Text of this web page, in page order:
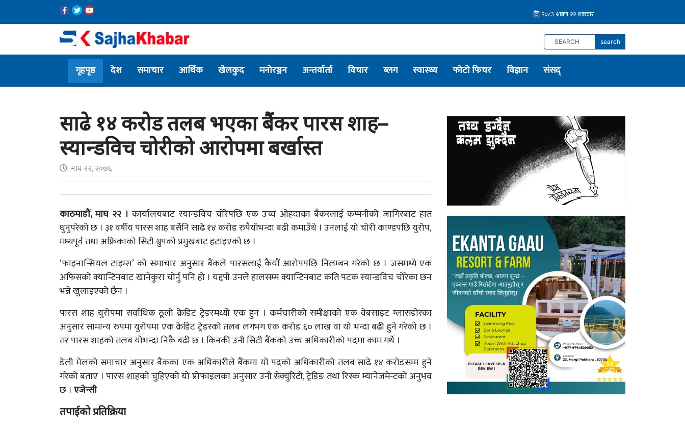
search
गृहपृष्ठ देश समाचार आर्थिक खेलकुद मनोरञ्जन अन्तर्वार्ता विचार ब्लग स्वास्थ्य फोटो फिचर विज्ञान संसद्
साढे १४ करोड तलब भएका बैंकर पारस शाह–
स्यान्डविच चोरीको आरोपमा बर्खास्त
माघ २२, २०७६
काठमाडौं, माघ २२ । कार्यालयबाट स्यान्डविच चोरेपछि एक उच्च ओहदाका बैंकरलाई कम्पनीको जागिरबाट हात
धुनुपरेको छ । ३१ वर्षीय पारस शाह बर्सेनि साढे १४ करोड रुपैयाँभन्दा बढी कमाउँथे । उनलाई यो चोरी काण्डपछि युरोप,
मध्यपूर्व तथा अफ्रिकाको सिटी ग्रुपको प्रमुखबाट हटाइएको छ ।
‘फाइनान्सियल टाइम्स’ को समाचार अनुसार बैंकले पारसलाई कैयौं आरोपपछि निलम्बन गरेको छ । जसमध्ये एक
अफिसको क्यान्टिनबाट खानेकुरा चोर्नु पनि हो । यद्दपी उनले हालसम्म क्यान्टिनबाट कति पटक स्यान्डविच चोरेका छन
भन्ने खुलाइएको छैन ।
पारस शाह युरोपमा सर्वाधिक ठूलो क्रेडिट ट्रेडरमध्यो एक हुन । कर्मचारीको समीक्षाको एक वेबसाइट ग्लासडोरका
अनुसार सामान्य रुपमा युरोपमा एक क्रेडिट ट्रेडरको तलब लगभग एक करोड ६० लाख वा यो भन्दा बढी हुने गरेको छ ।
तर पारस शाहको तलब योभन्दा निकै बढी छ । किनकी उनी सिटी बैंकको उच्च अधिकारीको पदमा काम गर्थे ।
डेली मेलको समाचार अनुसार बैंकका एक अधिकारीले बैंकमा यो पदको अधिकारीको तलब साढे १४ करोडसम्म हुने
गरेको बताए । पारस शाहको चुहिएको यो प्रोफाइलका अनुसार उनी सेक्युरिटी, ट्रेडिङ तथा रिस्क म्यानेजमेन्टको अनुभव
छ । एजेन्सी
तपाईको प्रतिक्रिया